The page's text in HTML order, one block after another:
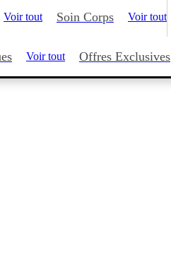
Voir tout Soin Corps Voir tout
Voir tout Offres Exclusives